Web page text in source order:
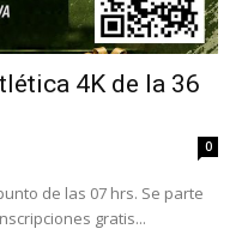
4K de la 36
0
las 07 hrs. Se parte
43 aniversario de la zona militar. Inscripciones gratis...